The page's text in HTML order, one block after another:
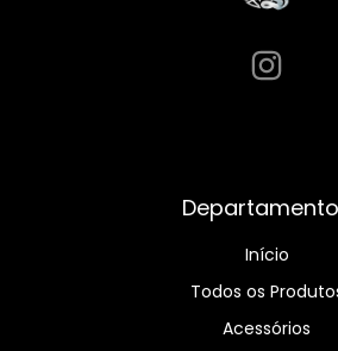
Início
Todos os
Acessórios